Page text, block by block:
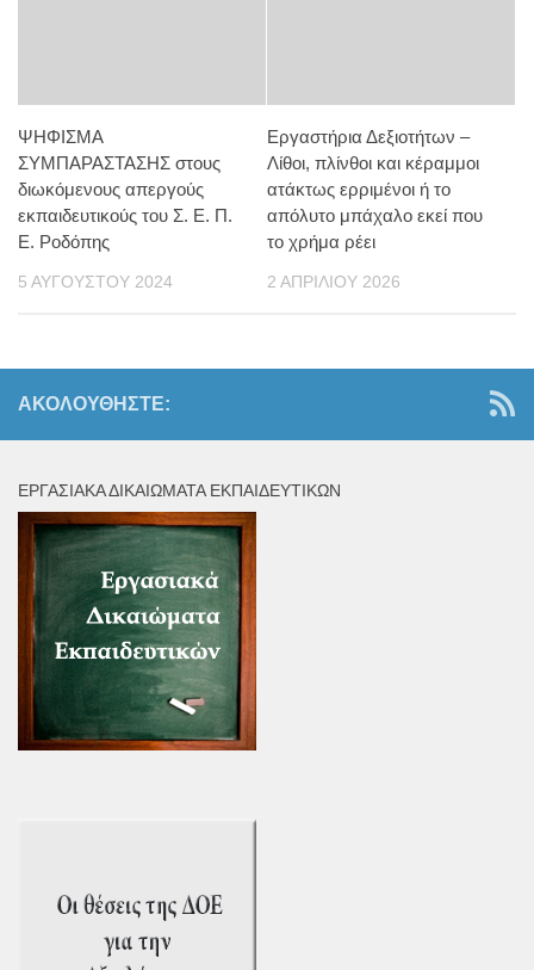
ΨΗΦΙΣΜΑ
ΣΥΜΠΑΡΑΣΤΑΣΗΣ στους
διωκόμενους απεργούς
εκπαιδευτικούς του Σ. Ε. Π.
Ε. Ροδόπης
5 ΑΥΓΟΎΣΤΟΥ 2024
Εργαστήρια Δεξιοτήτων –
Λίθοι, πλίνθοι και κέραμμοι
ατάκτως ερριμένοι ή το
απόλυτο μπάχαλο εκεί που
το χρήμα ρέει
2 ΑΠΡΙΛΊΟΥ 2026
ΑΚΟΛΟΥΘΉΣΤΕ:
ΕΡΓΑΣΙΑΚΆ ΔΙΚΑΙΏΜΑΤΑ ΕΚΠΑΙΔΕΥΤΙΚΏΝ